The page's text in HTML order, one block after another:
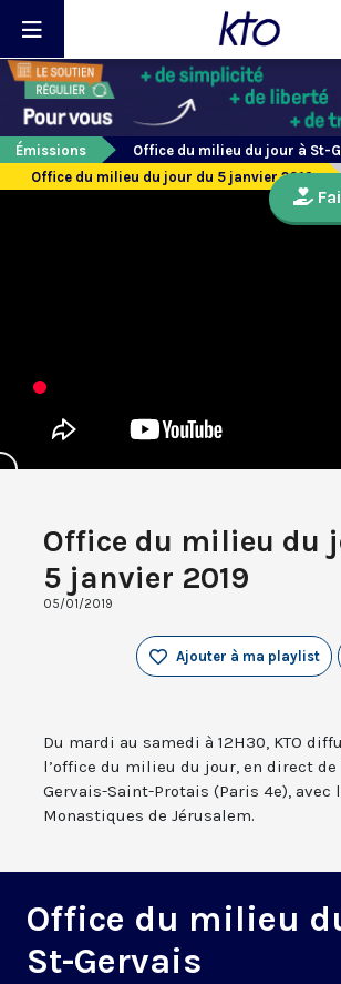
Émissions
Office du milieu du jour à St-
Office du milieu du jour du 5 janvier 2019
Office du milieu du
5 janvier 2019
05/01/2019
Ajouter à ma playlist
Du mardi au samedi à 12H30, KTO
l’office du milieu du jour, en direct
Gervais-Saint-Protais (Paris 4e), avec
Monastiques de Jérusalem.
Office du milieu
St-Gervais